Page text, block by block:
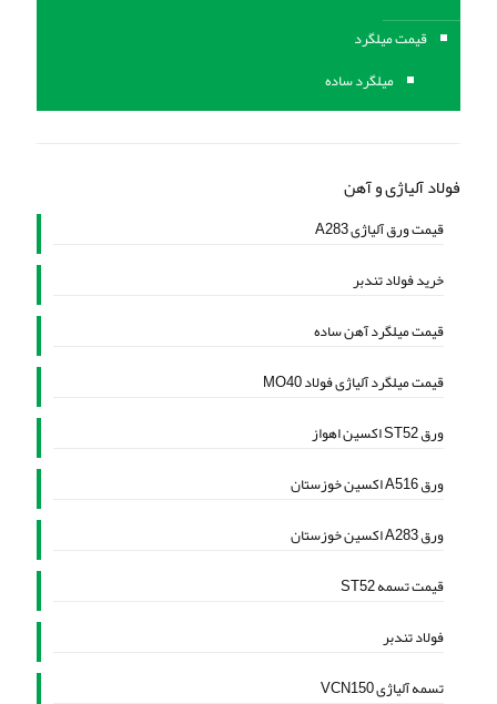
قیمت میلگرد
میلگرد ساده
فولاد آلیاژی و آهن
قیمت ورق آلیاژی A283
خرید فولاد تندبر
قیمت میلگرد آهن ساده
قیمت میلگرد آلیاژی فولاد MO40
ورق ST52 اکسین اهواز
ورق A516 اکسین خوزستان
ورق A283 اکسین خوزستان
قیمت تسمه ST52
فولاد تندبر
تسمه آلیاژی VCN150